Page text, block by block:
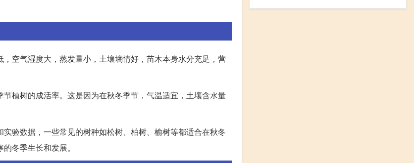
空气湿度大，蒸发量小，土壤墒情好，苗木本身水分充足，营
植树的成活率。这是因为在秋冬季节，气温适宜，土壤含水量
验数据，一些常见的树种如松树、柏树、榆树等都适合在秋冬
冬季生长和发展。